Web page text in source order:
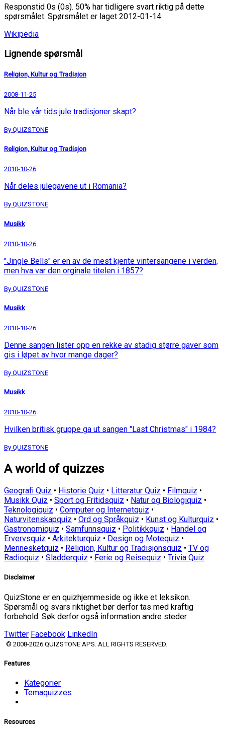
Responstid 0s (0s). 50% har tidligere svart riktig på dette
spørsmålet. Spørsmålet er laget 2012-01-14.
Wikipedia
Lignende spørsmål
Religion, Kultur og Tradisjon
2008-11-25
Når ble vår tids jule tradisjoner skapt?
By QUIZSTONE
Religion, Kultur og Tradisjon
2010-10-26
Når deles julegavene ut i Romania?
By QUIZSTONE
Musikk
2010-10-26
"Jingle Bells" er en av de mest kjente vintersangene i verden,
men hva var den orginale titelen i 1857?
By QUIZSTONE
Musikk
2010-10-26
Denne sangen lister opp en rekke av stadig større gaver som
gis i løpet av hvor mange dager?
By QUIZSTONE
Musikk
2010-10-26
Hvilken britisk gruppe ga ut sangen "Last Christmas" i 1984?
By QUIZSTONE
A world of quizzes
Geografi Quiz • Historie Quiz • Litteratur Quiz • Filmquiz •
Musikk Quiz • Sport og Fritidsquiz • Natur og Biologiquiz •
Teknologiquiz • Computer og Internetquiz •
Naturvitenskapquiz • Ord og Språkquiz • Kunst og Kulturquiz •
Gastronomiquiz • Samfunnsquiz • Politikkquiz • Handel og
Ervervsquiz • Arkitekturquiz • Design og Motequiz •
Mennesketquiz • Religion, Kultur og Tradisjonsquiz • TV og
Radioquiz • Sladderquiz • Ferie og Reisequiz • Trivia Quiz
Disclaimer
QuizStone er en quizhjemmeside og ikke et leksikon.
Spørsmål og svars riktighet bør derfor tas med kraftig
forbehold. Søk derfor også information andre steder.
Twitter Facebook LinkedIn
© 2008-2026 QUIZSTONE APS. ALL RIGHTS RESERVED.
Features
Kategorier
Temaquizzes
Resources